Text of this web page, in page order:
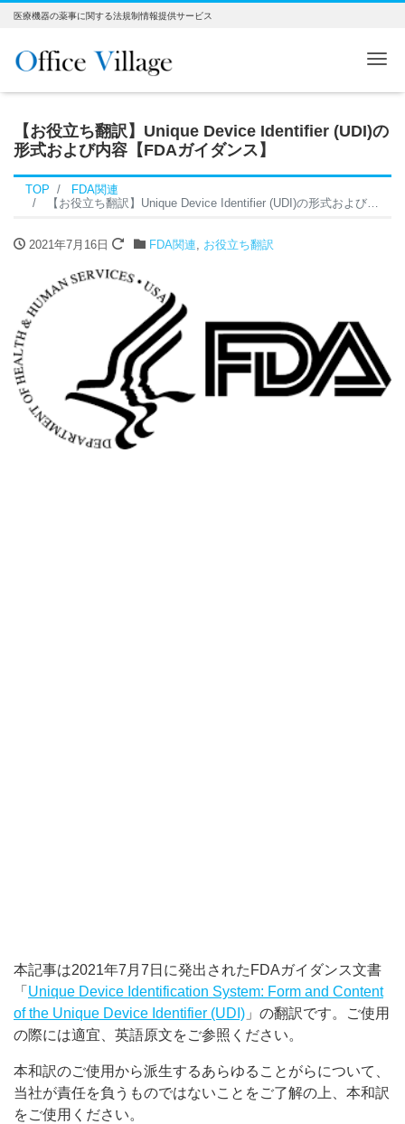
医療機器の薬事に関する法規制情報提供サービス
【お役立ち翻訳】Unique Device Identifier (UDI)の
形式および内容【FDAガイダンス】
TOP
FDA関連
【お役立ち翻訳】Unique Device Identifier (UDI)の形式および内容【FDAガイダンス】
2021年7月16日 FDA関連 お役立ち翻訳
本記事は2021年7月7日に発出されたFDAガイダンス文書
「 Unique Device Identification System: Form and Content
of the Unique Device Identifier (UDI) 」の翻訳です。ご使⽤
の際には適宜、英語原⽂をご参照ください。
本和訳のご使⽤から派⽣するあらゆることがらについて、
当社が責任を負うものではないことをご了解の上、本和訳
をご使⽤ください。